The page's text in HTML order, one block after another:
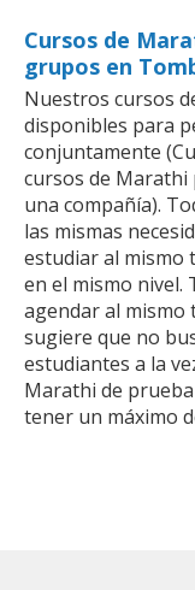
Cursos de
grupos en
Nuestros cursos
disponibles para
conjuntamente
cursos de Marathi
una compañía).
las mismas
estudiar al mismo
en el mismo nivel.
agendar al mismo
sugiere que no
estudiantes a la
Marathi de
tener un máximo